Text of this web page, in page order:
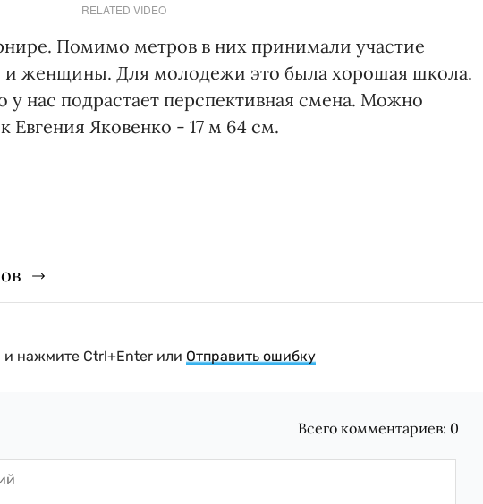
RELATED VIDEO
Помимо метров в них принимали участие
женщины. Для молодежи это была хорошая школа.
у нас подрастает перспективная смена. Можно
Евгения Яковенко - 17 м 64 см.
нажмите Ctrl+Enter или Отправить ошибку
Всего комментариев: 0